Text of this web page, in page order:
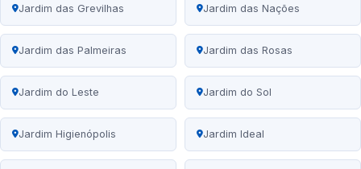
Jardim das Grevilhas Jardim das Nações
Jardim das Palmeiras Jardim das Rosas
Jardim do Leste Jardim do Sol
Jardim Higienópolis Jardim Ideal